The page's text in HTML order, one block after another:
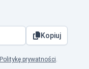
Kopiuj
Politykę prywatności.